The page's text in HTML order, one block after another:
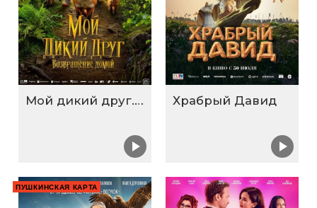
Мой дикий друг. Возвращение домой Храбрый Давид
ПУШКИНСКАЯ КАРТА